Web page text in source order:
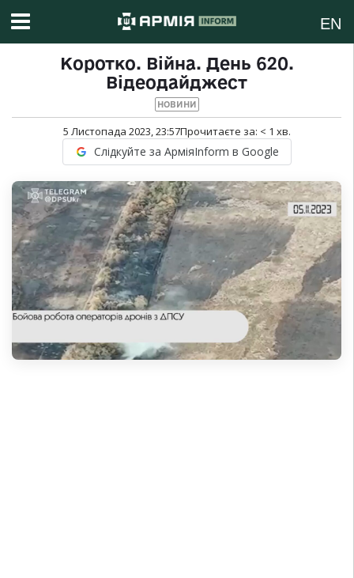
EN
Коротко. Війна. День 620.
Відеодайджест
НОВИНИ
5 Листопада 2023, 23:57Прочитаєте за: < 1 хв.
Слідкуйте за АрміяInform в Google